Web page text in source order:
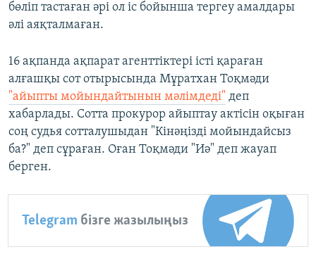
бөліп тастаған әрі ол іс бойынша тергеу амалдары
әлі аяқталмаған.
16 ақпанда ақпарат агенттіктері істі қараған
алғашқы сот отырысында Мұратхан Тоқмәди
"айыпты мойындайтынын мәлімдеді" деп
хабарлады. Сотта прокурор айыптау актісін оқыған
соң судья сотталушыдан "Кінәңізді мойындайсыз
ба?" деп сұраған. Оған Тоқмәди "Иә" деп жауап
берген.
Telegram бізге жазылыңыз